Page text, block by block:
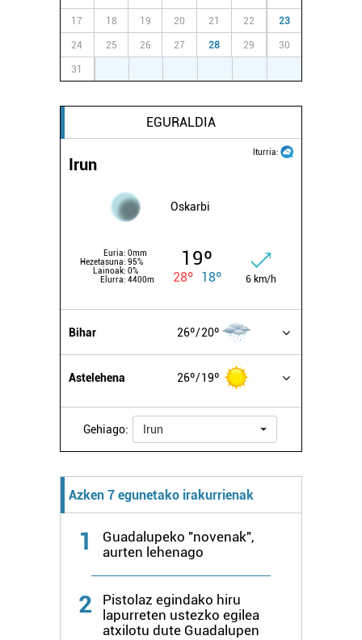
17 18 19 20 21 22 23
24 25 26 27 28 29 30
31
EGURALDIA
Iturria:
Irun
Oskarbi
Euria: 0mm
Hezetasuna: 95%
Lainoak: 0%
Elurra: 4400m
19º
28º 18º 6 km/h
Bihar 26º 20º
Astelehena 26º 19º
Gehiago: Irun
Azken 7 egunetako irakurrienak
1
Guadalupeko "novenak",
aurten lehenago
2
Pistolaz egindako hiru
lapurreten ustezko egilea
atxilotu dute Guadalupen